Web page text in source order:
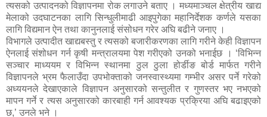
त्यसको उत्पादनको विज्ञापनमा रोक लगाउने बताए । मध्यमाञ्चल क्षेत्रीय खाद्य
मेलाको उदघाटनका लागि सिन्धुलीमाढी आइपुगेका महानिर्देशक कर्णले यसका
लागि विद्यमान ऐन तथा कानुनलाई संसोधन गरेर अघि बढीने जनाए ।
विभागले उत्पादीत खाद्यबस्तु र त्यसको बजारीकरणका लागि गरीने केही विज्ञापन
ऐनलाई संशोधन गर्न कृषी मन्त्रालयमा पेश गरीएको उनको भनाईछ । ‘विभिन्न
सञ्चार माध्ययम र विभिन्न स्थानमा ठुल ठुला होर्डीङ बोर्ड मार्फत गरीने
विज्ञापनले भ्रम फैलाउँदा उपभोक्ताको जनस्वास्थ्यमा गम्भीर असर पर्ने गरेको
अध्ययनले देखाएकाले विज्ञापन अनुसारको सन्तुलीत र गुणस्तर भए नभएको
मापन गर्ने र त्यस अनुसारको कारबाही गर्न आवश्यक प्रक्रिया अघि बढाइएको
छ,’ उनले भने ।